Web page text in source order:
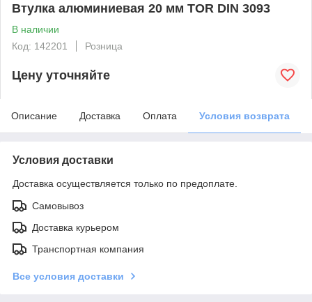
Втулка алюминиевая 20 мм TOR DIN 3093
В наличии
Код: 142201
Розница
Цену уточняйте
Описание Доставка Оплата Условия возврата
Условия доставки
Доставка осуществляется только по предоплате.
Самовывоз
Доставка курьером
Транспортная компания
Все условия доставки